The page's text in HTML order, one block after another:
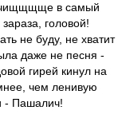
в самый
головой!
не буду, не хватит
даже не песня -
гирей кинул на
чем ленивую
- Пашалич!